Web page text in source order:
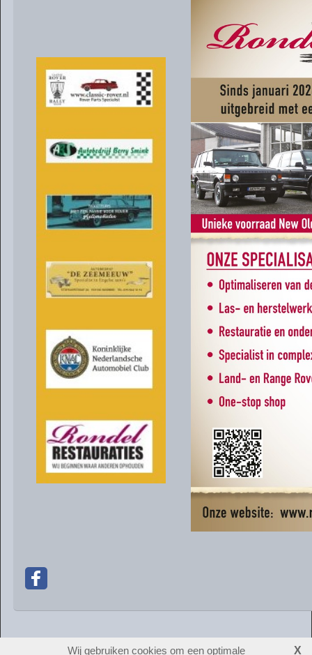
Wij gebruiken cookies om een optimale X